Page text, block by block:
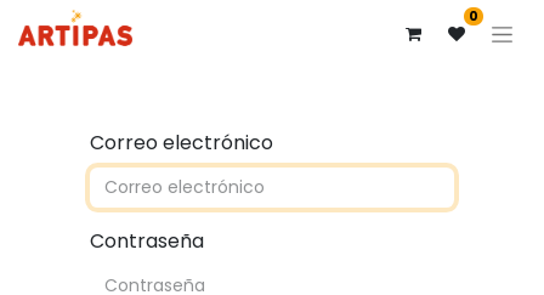
0
Correo electrónico
Contraseña